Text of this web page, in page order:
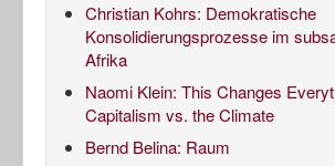
Christian Kohrs: Demokratische
Konsolidierungsprozesse im
Afrika
Naomi Klein: This Changes
Capitalism vs. the Climate
Bernd Belina: Raum